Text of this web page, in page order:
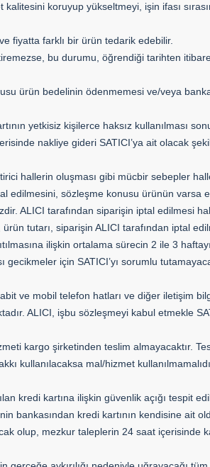
koruyup yükseltmeyi, işin ifası
fiyatta farklı bir ürün tedarik edebilir.
bu durumu, öğrendiği tarihten
ürün bedelinin ödenmemesi ve/veya
yetkisiz kişilerce haksız kullanılması
nakliye gideri SATICI’ya ait olacak
hallerin oluşması gibi mücbir sebepler
edilmesini, sözleşme konusu ürünün varsa
ALICI tarafından siparişin iptal edilmesi
tutarı, siparişin ALICI tarafından iptal
ilişkin ortalama sürecin 2 ile 3
için SATICI’yı sorumlu
ve mobil telefon hatları ve diğer iletişim
ALICI, işbu sözleşmeyi kabul etmekle
kargo şirketinden teslim almayacaktır.
kullanılacaksa mal/hizmet
kredi kartına ilişkin güvenlik açığı tespit
bankasından kredi kartının kendisine ait
olup, mezkur taleplerin 24 saat içerisinde